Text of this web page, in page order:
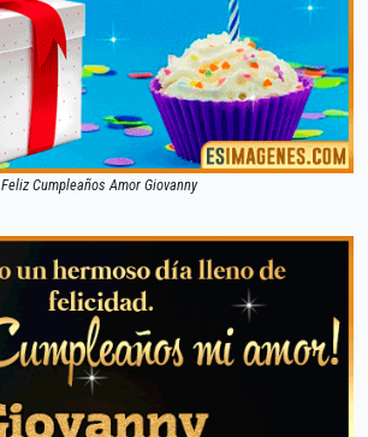
Feliz Cumpleaños Amor Giovanny